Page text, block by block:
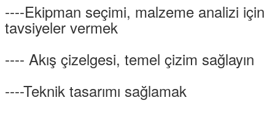
----Ekipman seçimi, malzeme analizi için
tavsiyeler vermek
---- Akış çizelgesi, temel çizim sağlayın
----Teknik tasarımı sağlamak